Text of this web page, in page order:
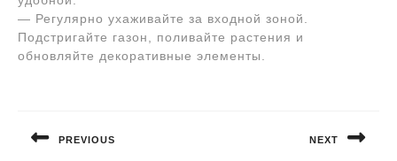
— Регулярно ухаживайте за входной зоной.
Подстригайте газон, поливайте растения и
обновляйте декоративные элементы.
записям
PREVIOUS NEXT